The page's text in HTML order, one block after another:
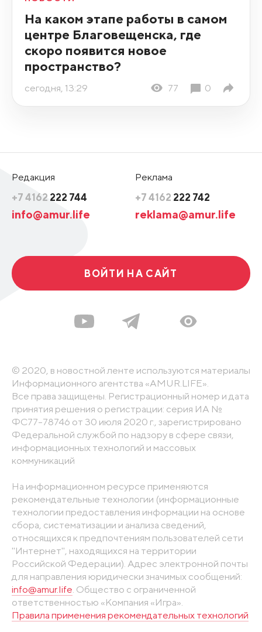
На каком этапе работы в самом
центре Благовещенска, где
скоро появится новое
пространство?
сегодня, 13:29 77 0
Редакция
+7 4162 222 744
info@amur.life
Реклама
+7 4162 222 742
reklama@amur.life
ВОЙТИ НА САЙТ
© 2020, в новостной ленте используются материалы
Информационного агентства «AMUR.LIFE».
Все права защищены. Регистрационный номер и дата
принятия решения о регистрации: серия ИА №
ФС77-78746 от 30 июля 2020 г., зарегистрировано
Федеральной службой по надзору в сфере связи,
информационных технологий и массовых
коммуникаций
На информационном ресурсе применяются
рекомендательные технологии (информационные
технологии предоставления информации на основе
сбора, систематизации и анализа сведений,
относящихся к предпочтениям пользователей сети
"Интернет", находящихся на территории
Российской Федерации). Адрес электронной почты
для направления юридически значимых сообщений:
info@amur.life . Общество с ограниченной
ответственностью «Компания «Игра».
Правила применения рекомендательных технологий